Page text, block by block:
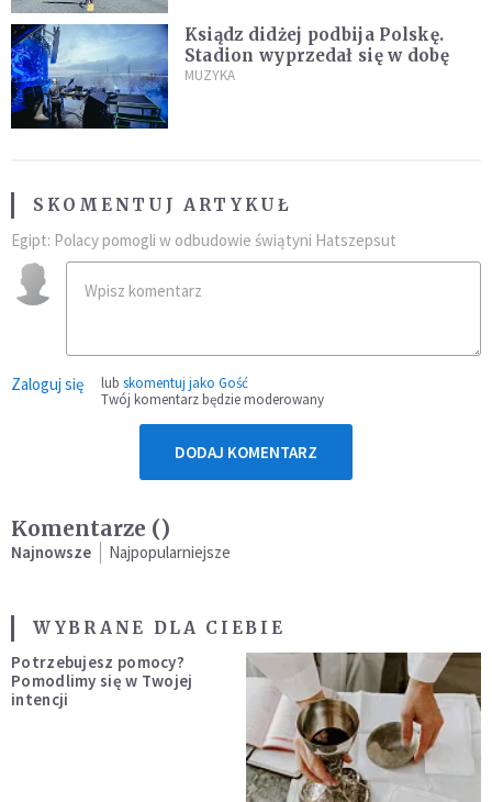
Ksiądz didżej podbija Polskę.
Stadion wyprzedał się w dobę
MUZYKA
SKOMENTUJ ARTYKUŁ
Egipt: Polacy pomogli w odbudowie świątyni Hatszepsut
Zaloguj się lub skomentuj jako Gość
Twój komentarz będzie moderowany
DODAJ KOMENTARZ
Komentarze ()
Najnowsze Najpopularniejsze
WYBRANE DLA CIEBIE
Potrzebujesz pomocy?
Pomodlimy się w Twojej
intencji